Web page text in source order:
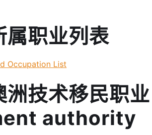
属职业列表
Occupation List
技术移民职业
authority